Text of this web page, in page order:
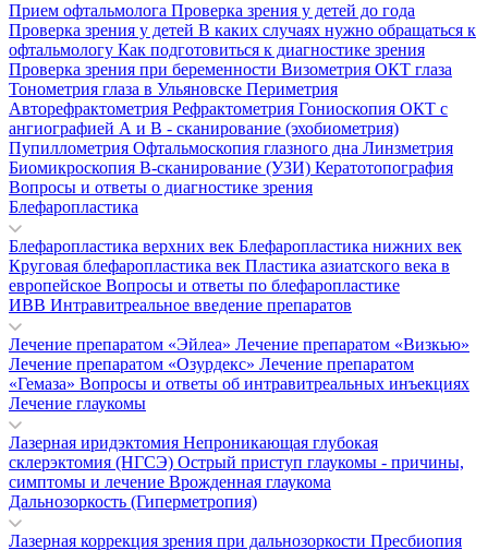
Прием офтальмолога Проверка зрения у детей до года
Проверка зрения у детей В каких случаях нужно обращаться к
офтальмологу Как подготовиться к диагностике зрения
Проверка зрения при беременности Визометрия ОКТ глаза
Тонометрия глаза в Ульяновске Периметрия
Авторефрактометрия Рефрактометрия Гониоскопия ОКТ с
ангиографией А и В - сканирование (эхобиометрия)
Пупиллометрия Офтальмоскопия глазного дна Линзметрия
Биомикроскопия В-сканирование (УЗИ) Кератотопография
Вопросы и ответы о диагностике зрения
Блефаропластика
Блефаропластика верхних век Блефаропластика нижних век
Круговая блефаропластика век Пластика азиатского века в
европейское Вопросы и ответы по блефаропластике
ИВВ Интравитреальное введение препаратов
Лечение препаратом «Эйлеа» Лечение препаратом «Визкью»
Лечение препаратом «Озурдекс» Лечение препаратом
«Гемаза» Вопросы и ответы об интравитреальных инъекциях
Лечение глаукомы
Лазерная иридэктомия Непроникающая глубокая
склерэктомия (НГСЭ) Острый приступ глаукомы - причины,
симптомы и лечение Врожденная глаукома
Дальнозоркость (Гиперметропия)
Лазерная коррекция зрения при дальнозоркости Пресбиопия